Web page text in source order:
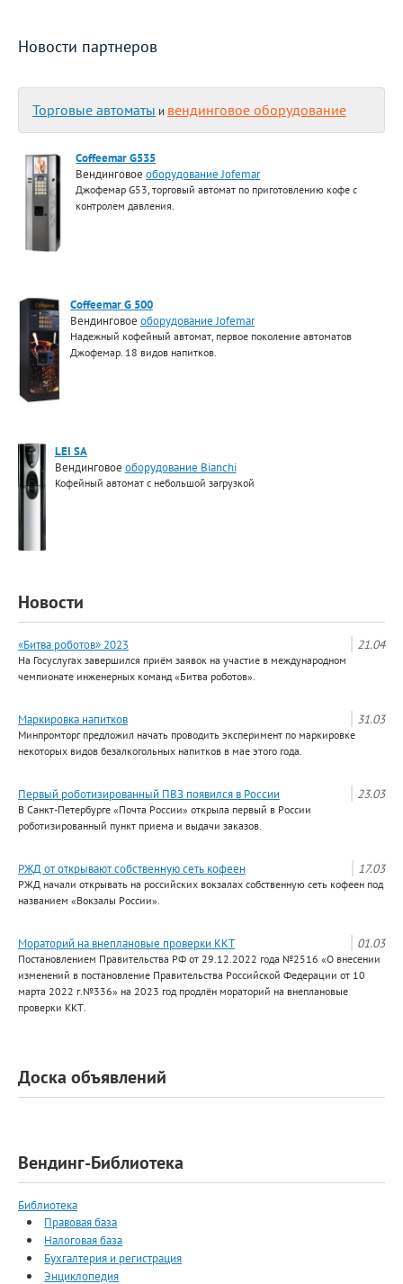
Новости партнеров
Торговые автоматы и вендинговое оборудование
Coffeemar G535
Вендинговоеоборудование Jofemar
Джофемар G53, торговый автомат по приготовлению кофе с
контролем давления.
Coffeemar G 500
Вендинговое оборудование Jofemar
Надежный кофейный автомат, первое поколение автоматов
Джофемар. 18 видов напитков.
LEI SA
Вендинговое оборудование Bianchi
Кофейный автомат с небольшой загрузкой
Новости
21.04
«Битва роботов» 2023
На Госуслугах завершился приём заявок на участие в международном
чемпионате инженерных команд «Битва роботов».
31.03
Маркировка напитков
Минпромторг предложил начать проводить эксперимент по маркировке
некоторых видов безалкогольных напитков в мае этого года.
23.03
Первый роботизированный ПВЗ появился в России
В Санкт-Петербурге «Почта России» открыла первый в России
роботизированный пункт приема и выдачи заказов.
17.03
РЖД от открывают собственную сеть кофеен
РЖД начали открывать на российских вокзалах собственную сеть кофеен под
названием «Вокзалы России».
01.03
Мораторий на внеплановые проверки ККТ
Постановлением Правительства РФ от 29.12.2022 года №2516 «О внесении
изменений в постановление Правительства Российской Федерации от 10
марта 2022 г.№336» на 2023 год продлён мораторий на внеплановые
проверки ККТ.
Доска объявлений
Вендинг-Библиотека
Библиотека
Правовая база
Налоговая база
Бухгалтерия и регистрация
Энциклопедия